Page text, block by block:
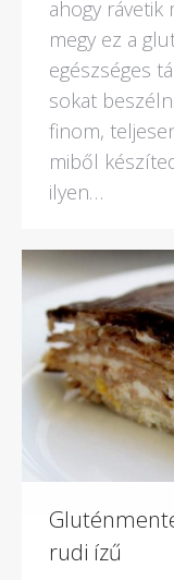
ahogy rávetik
megy ez a
egészséges
sokat
finom,
miből
ilyen…
rudi ízű